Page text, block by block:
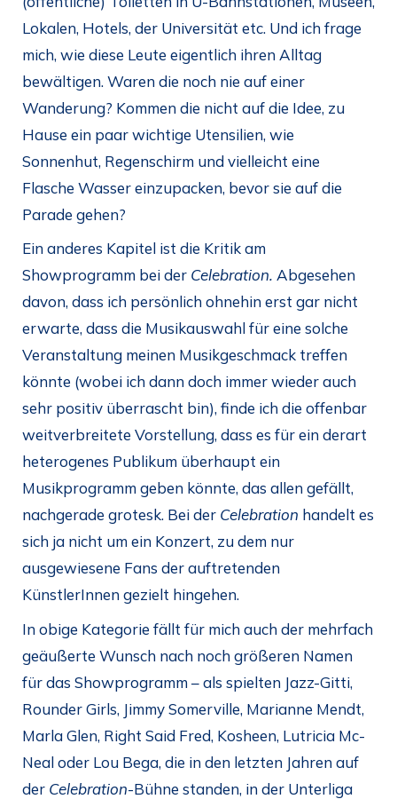
Lokalen, Hotels, der Universität etc. Und ich frage
mich, wie diese Leute eigentlich ihren Alltag
bewältigen. Waren die noch nie auf einer
Wanderung? Kommen die nicht auf die Idee, zu
Hause ein paar wichtige Utensilien, wie
Sonnenhut, Regenschirm und vielleicht eine
Flasche Wasser einzupacken, bevor sie auf die
Parade gehen?
Ein anderes Kapitel ist die Kritik am
Showprogramm bei der Celebration. Abgesehen
davon, dass ich persönlich ohnehin erst gar nicht
erwarte, dass die Musikauswahl für eine solche
Veranstaltung meinen Musikgeschmack treffen
könnte (wobei ich dann doch immer wieder auch
sehr positiv überrascht bin), finde ich die offenbar
weitverbreitete Vorstellung, dass es für ein derart
heterogenes Publikum überhaupt ein
Musikprogramm geben könnte, das allen gefällt,
nachgerade grotesk. Bei der Celebration handelt es
sich ja nicht um ein Konzert, zu dem nur
ausgewiesene Fans der auftretenden
KünstlerInnen gezielt hingehen.
In obige Kategorie fällt für mich auch der mehrfach
geäußerte Wunsch nach noch größeren Namen
für das Showprogramm – als spielten Jazz-Gitti,
Rounder Girls, Jimmy Somerville, Marianne Mendt,
Marla Glen, Right Said Fred, Kosheen, Lutricia Mc-
Neal oder Lou Bega, die in den letzten Jahren auf
der Celebration-Bühne standen, in der Unterliga